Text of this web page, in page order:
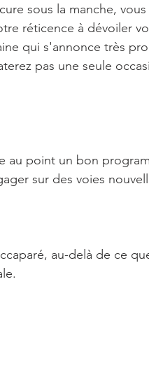
sous la manche,
réticence à dévoiler
qui s'annonce très
pas une seule
au point un bon
sur des voies
au-delà de ce